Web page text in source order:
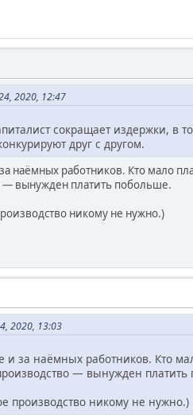
2020, 12:47
сокращает издержки, в
друг с другом.
наёмных работников. Кто мало
— вынужден платить побольше.
никому не нужно.)
2020, 13:03
и за наёмных работников. Кто
— вынужден
производство никому не нужно.)